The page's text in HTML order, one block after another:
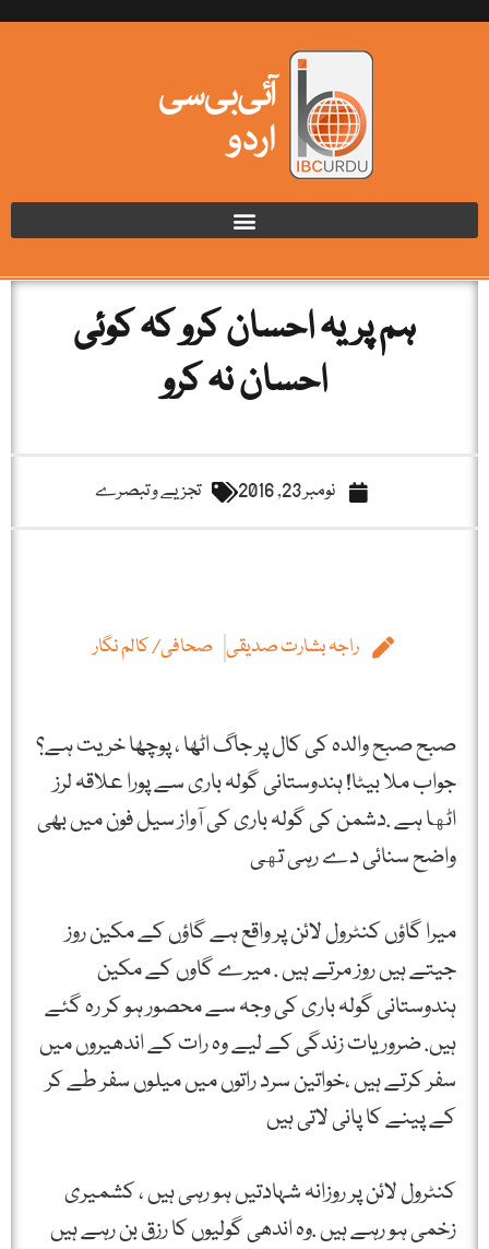
ہم پریہ احسان کرو کہ کوئی
احسان نہ کرو
نومبر 23, 2016 تجزیے و تبصرے
راجہ بشارت صدیقی صحافی/ کالم نگار
صبح صبح والدہ کی کال پر جاگ اٹھا ، پوچھا خریت ہے؟
جواب ملا بیٹا! ہندوستانی گولہ باری سے پورا علاقہ لرز
اٹها ہے .دشمن کی گولہ باری کی آواز سیل فون میں بھی
واضح سنائی دے رہی تهی
میرا گاؤں کنٹرول لائن پر واقع ہے گاؤں کے مکین روز
جیتے ہیں روز مرتے ہیں . میرے گاوں کے مکین
ہندوستانی گولہ باری کی وجہ سے محصور ہو کر رہ گئے
ہیں‌. ضروریات زندگی کے لیے وہ رات کے اندھیروں میں
سفر کرتے ہیں ،خواتین سرد راتوں میں میلوں سفر طے کر
کے پینے کا پانی لاتی ہیں
کنٹرول لائن پر روزانہ شہادتیں ہو رہی ہیں ، کشمیری
زخمی ہو رہے ہیں .وہ اندھی گولیوں کا رزق بن رہے ہیں